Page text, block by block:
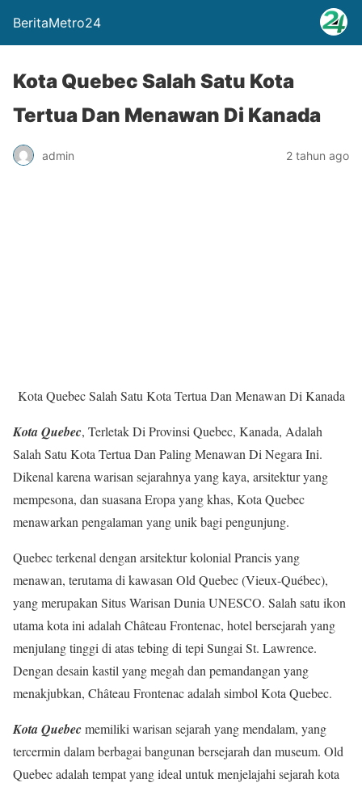
BeritaMetro24
Kota Quebec Salah Satu Kota
Tertua Dan Menawan Di Kanada
admin 2 tahun ago
Kota Quebec Salah Satu Kota Tertua Dan Menawan Di Kanada
Kota Quebec, Terletak Di Provinsi Quebec, Kanada, Adalah
Salah Satu Kota Tertua Dan Paling Menawan Di Negara Ini.
Dikenal karena warisan sejarahnya yang kaya, arsitektur yang
mempesona, dan suasana Eropa yang khas, Kota Quebec
menawarkan pengalaman yang unik bagi pengunjung.
Quebec terkenal dengan arsitektur kolonial Prancis yang
menawan, terutama di kawasan Old Quebec (Vieux-Québec),
yang merupakan Situs Warisan Dunia UNESCO. Salah satu ikon
utama kota ini adalah Château Frontenac, hotel bersejarah yang
menjulang tinggi di atas tebing di tepi Sungai St. Lawrence.
Dengan desain kastil yang megah dan pemandangan yang
menakjubkan, Château Frontenac adalah simbol Kota Quebec.
Kota Quebecmemiliki warisan sejarah yang mendalam, yang
tercermin dalam berbagai bangunan bersejarah dan museum. Old
Quebec adalah tempat yang ideal untuk menjelajahi sejarah kota